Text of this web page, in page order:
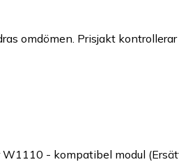
omdömen. Prisjakt
- kompatibel modul